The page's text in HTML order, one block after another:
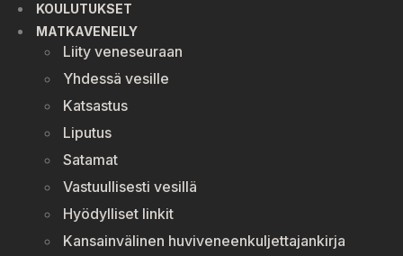
KOULUTUKSET
MATKAVENEILY
Liity veneseuraan
Yhdessä vesille
Katsastus
Liputus
Satamat
Vastuullisesti vesillä
Hyödylliset linkit
Kansainvälinen huviveneenkuljettajankirja